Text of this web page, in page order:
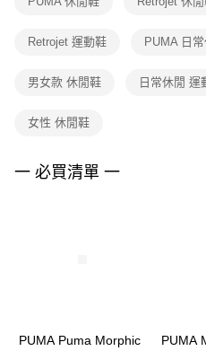
１．透過由恩沛科技股份有限公司提
權轉讓予恩沛科技股份有限公司。
３．未成年的使用者請事先徵得法定
４．使用「AFTEE先享後付」時，將
Retrojet 運動鞋 PUMA 日常
男女款 休閒鞋 日常休閒 運
女性 休閒鞋
一 必買清單 一
PUMA Puma Morphic
PUMA